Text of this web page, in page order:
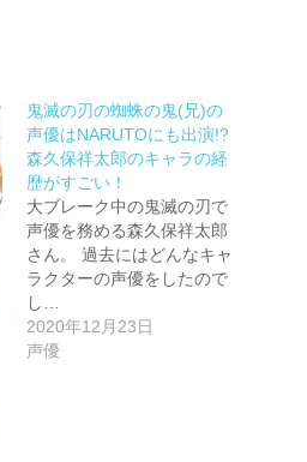
鬼滅の刃の蜘蛛の鬼(兄)の
声優はNARUTOにも出演!?
森久保祥太郎のキャラの経
歴がすごい！
大ブレーク中の鬼滅の刃で
声優を務める森久保祥太郎
さん。 過去にはどんなキャ
ラクターの声優をしたので
し…
2020年12月23日
声優